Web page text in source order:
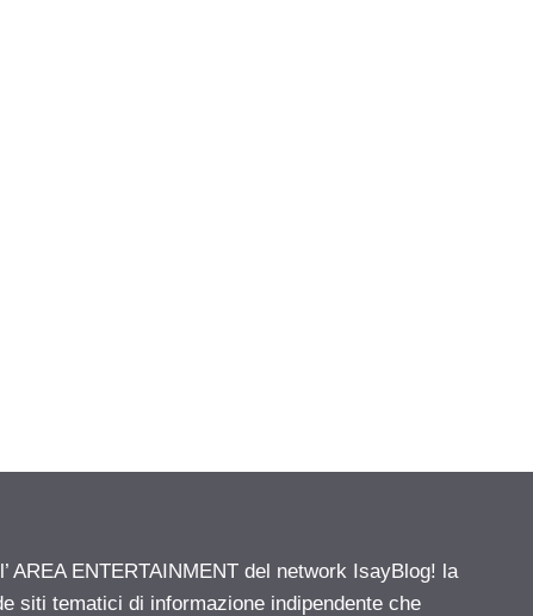
AREA ENTERTAINMENT del network IsayBlog! la
siti tematici di informazione indipendente che